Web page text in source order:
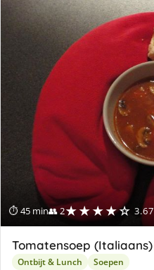
⏱ 45 min👥 2★★★★☆
Tomatensoep
Ontbijt & Lunch Soepen